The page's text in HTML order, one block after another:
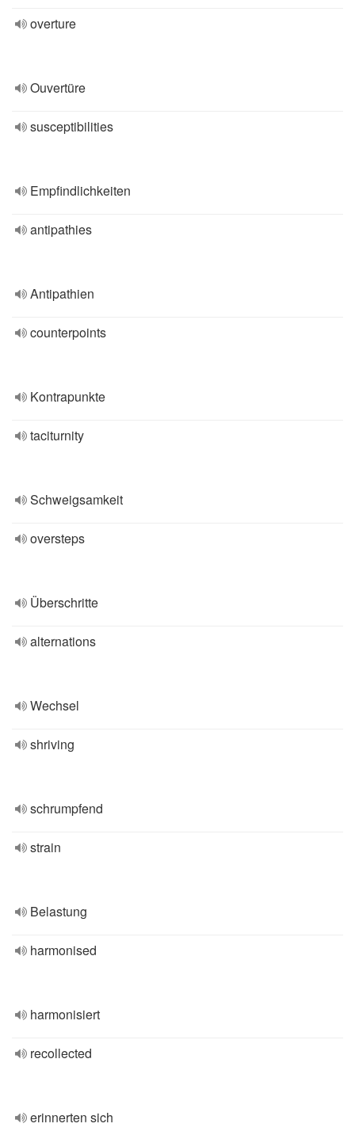
overture
Ouvertüre
susceptibilities
Empfindlichkeiten
antipathies
Antipathien
counterpoints
Kontrapunkte
taciturnity
Schweigsamkeit
oversteps
Überschritte
alternations
Wechsel
shriving
schrumpfend
strain
Belastung
harmonised
harmonisiert
recollected
erinnerten sich